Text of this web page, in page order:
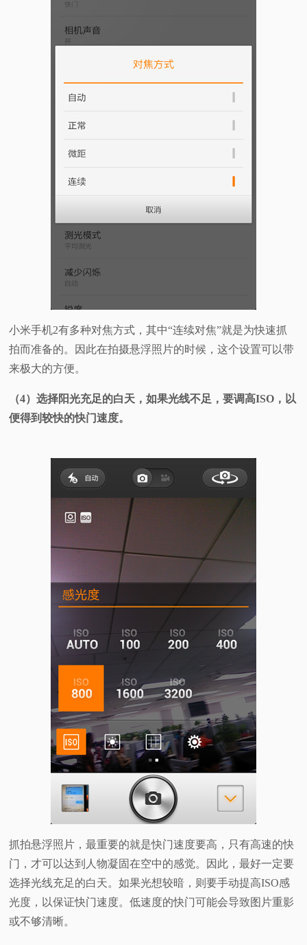
小米手机2有多种对焦方式，其中“连续对焦”就是为快速抓
拍而准备的。因此在拍摄悬浮照片的时候，这个设置可以带
来极大的方便。
（4）选择阳光充足的白天，如果光线不足，要调高ISO，以
便得到较快的快门速度。
抓拍悬浮照片，最重要的就是快门速度要高，只有高速的快
门，才可以达到人物凝固在空中的感觉。因此，最好一定要
选择光线充足的白天。如果光想较暗，则要手动提高ISO感
光度，以保证快门速度。低速度的快门可能会导致图片重影
或不够清晰。